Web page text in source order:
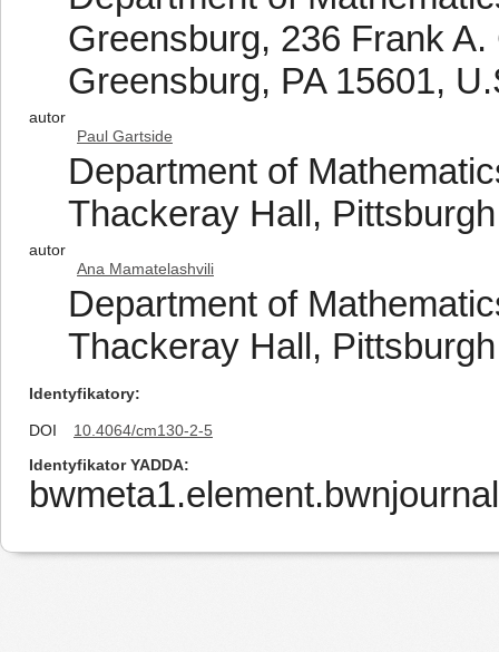
Greensburg, 236 Frank
Greensburg, PA 15601,
autor
Paul Gartside
Department of
Thackeray Hall,
autor
Ana Mamatelashvili
Department of
Thackeray Hall,
Identyfikatory
DOI
10.4064/cm130-2-5
Identyfikator YADDA